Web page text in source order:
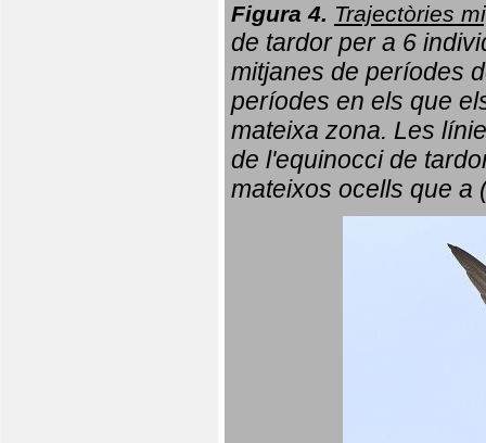
Figura 4. Trajectòries
de tardor per a 6
mitjanes de períodes
períodes en els que
mateixa zona. Les
de l'equinocci de
mateixos ocells que a